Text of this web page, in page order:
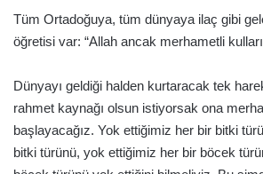
Tüm Ortadoğuya, tüm dünyaya ilaç gibi
öğretisi var: “Allah ancak merhametli
Dünyayı geldiği halden kurtaracak tek
rahmet kaynağı olsun istiyorsak ona
başlayacağız. Yok ettiğimiz her bir bitki
bitki türünü, yok ettiğimiz her bir böcek